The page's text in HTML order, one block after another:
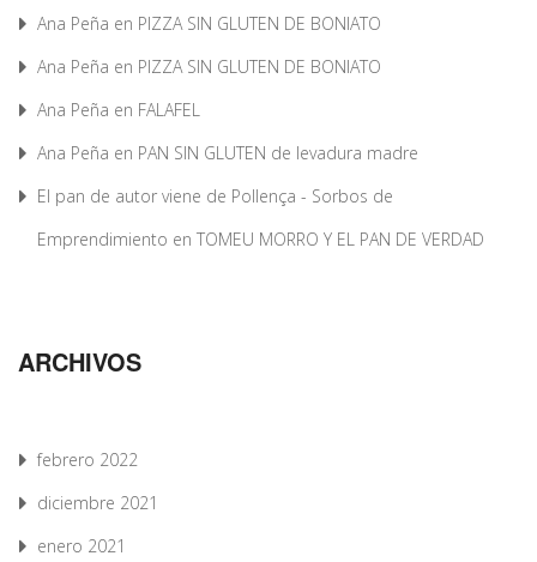
Ana Peña en PIZZA SIN GLUTEN DE BONIATO
Ana Peña en PIZZA SIN GLUTEN DE BONIATO
Ana Peña en FALAFEL
Ana Peña en PAN SIN GLUTEN de levadura madre
El pan de autor viene de Pollença - Sorbos de
Emprendimiento en TOMEU MORRO Y EL PAN DE VERDAD
ARCHIVOS
febrero 2022
diciembre 2021
enero 2021